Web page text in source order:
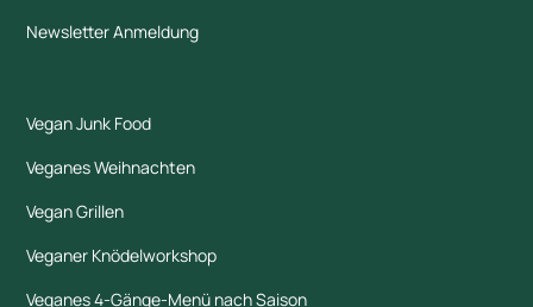
Newsletter Anmeldung
Vegan Junk Food
Veganes Weihnachten
Vegan Grillen
Veganer Knödelworkshop
Veganes 4-Gänge-Menü nach Saison